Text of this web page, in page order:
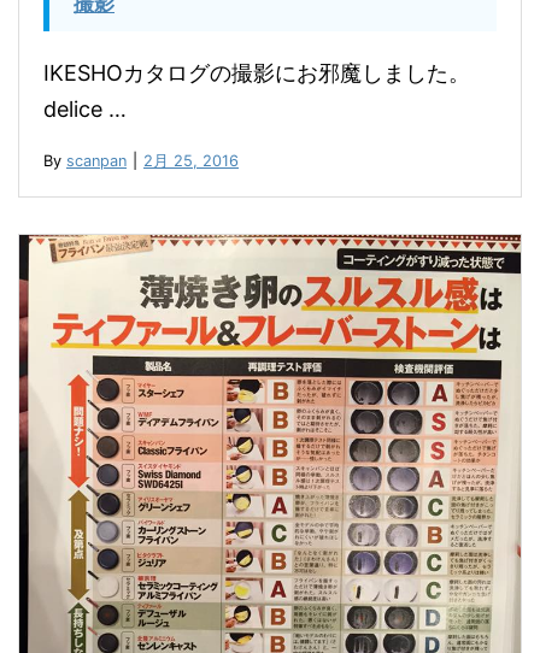
IKESHOカタログの撮影にお邪魔しました。
delice …
By scanpan 2月 25, 2016